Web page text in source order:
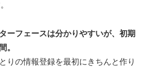
ーフェースは分かりやすいが、初期
。
りの情報登録を最初にきちんと作り